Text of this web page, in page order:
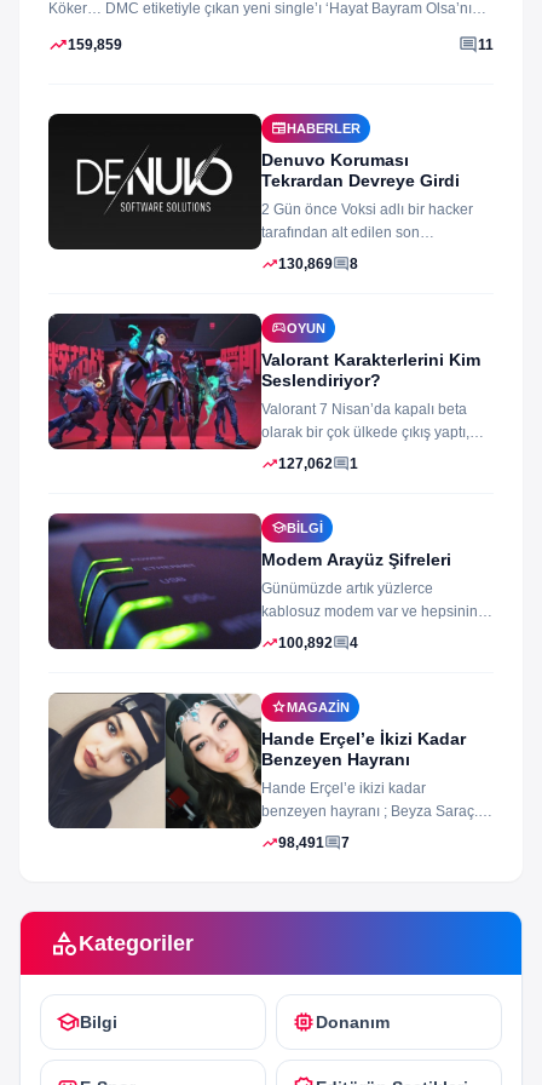
Köker… DMC etiketiyle çıkan yeni single’ı ‘Hayat Bayram Olsa’nın
trending_up159,859 comment11
newspaperHABERLER
Denuvo Koruması
Tekrardan Devreye Girdi
2 Gün önce Voksi adlı bir hacker
tarafından alt edilen son
dönemlerin yıkılmaz korsan
trending_up130,869comment8
sports_esportsOYUN
Valorant Karakterlerini Kim
Seslendiriyor?
Valorant 7 Nisan’da kapalı beta
olarak bir çok ülkede çıkış yaptı,
oyun izleyenler ve oynayanlar...
trending_up127,062comment1
schoolBILGI
Modem Arayüz Şifreleri
Günümüzde artık yüzlerce
kablosuz modem var ve hepsinin
arayüz şifleri ve arayüzü farklı
trending_up100,892comment4
starMAGAZIN
Hande Erçel’e İkizi Kadar
Benzeyen Hayranı
Hande Erçel’e ikizi kadar
benzeyen hayranı ; Beyza Saraç.
Son zamanlarda Hande Erçel’e
trending_up98,491comment7
categoryKategoriler
schoolBilgi memoryDonanım